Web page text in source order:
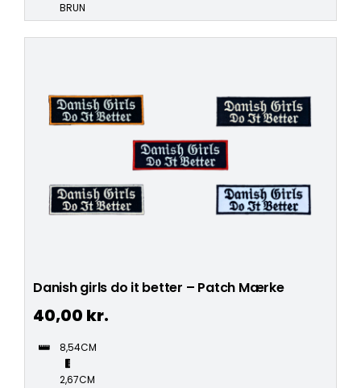
BRUN
Danish girls do it better – Patch Mærke
40,00 kr.
8,54CM
2,67CM